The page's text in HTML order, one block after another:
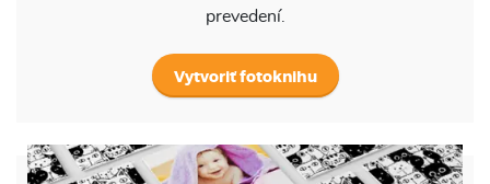
prevedení.
Vytvoriť fotoknihu